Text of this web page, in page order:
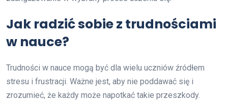
Jak radzić sobie z trudnościami
w nauce?
Trudności w nauce mogą być dla wielu uczniów źródłem
stresu i frustracji. Ważne jest, aby nie poddawać się i
zrozumieć, że każdy może napotkać takie przeszkody.